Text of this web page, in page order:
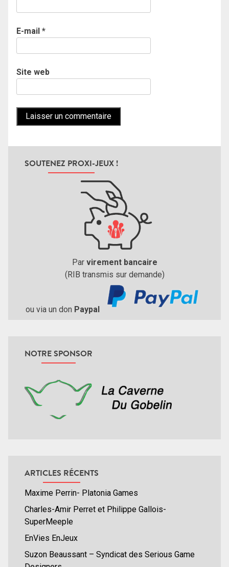
E-mail *
Site web
SOUTENEZ PROXI-JEUX !
Par virement bancaire
(RIB transmis sur demande)
ou via un don Paypal
NOTRE SPONSOR
ARTICLES RÉCENTS
Maxime Perrin- Platonia Games
Charles-Amir Perret et Philippe Gallois-
SuperMeeple
EnVies EnJeux
Suzon Beaussant – Syndicat des Serious Game